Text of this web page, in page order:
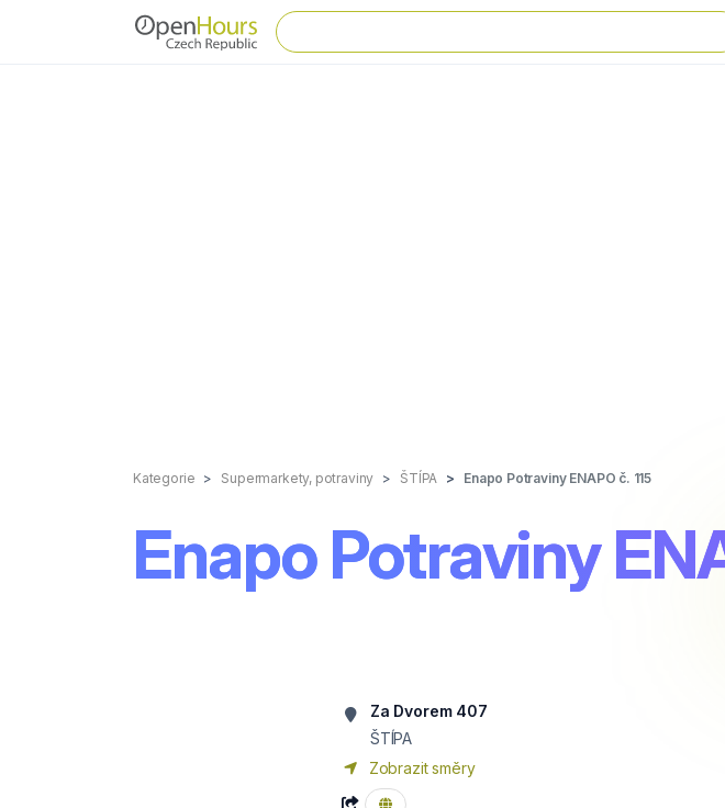
Kategorie Supermarkety, potraviny ŠTÍPA Enapo Potraviny ENAPO č. 115
Enapo Potraviny
Za Dvorem 407
ŠTÍPA
Zobrazit směry